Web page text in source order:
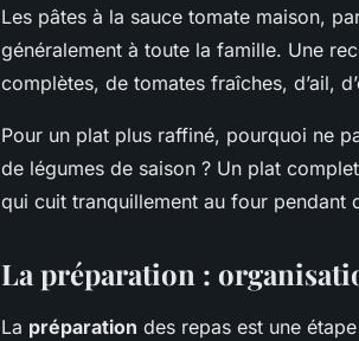
Les pâtes à la sauce tomate maison,
généralement à toute la famille. Une
complètes, de tomates fraîches, d’ail,
Pour un plat plus raffiné, pourquoi ne
de légumes de saison ? Un plat
qui cuit tranquillement au four pendant
La préparation :
La préparation des repas est une